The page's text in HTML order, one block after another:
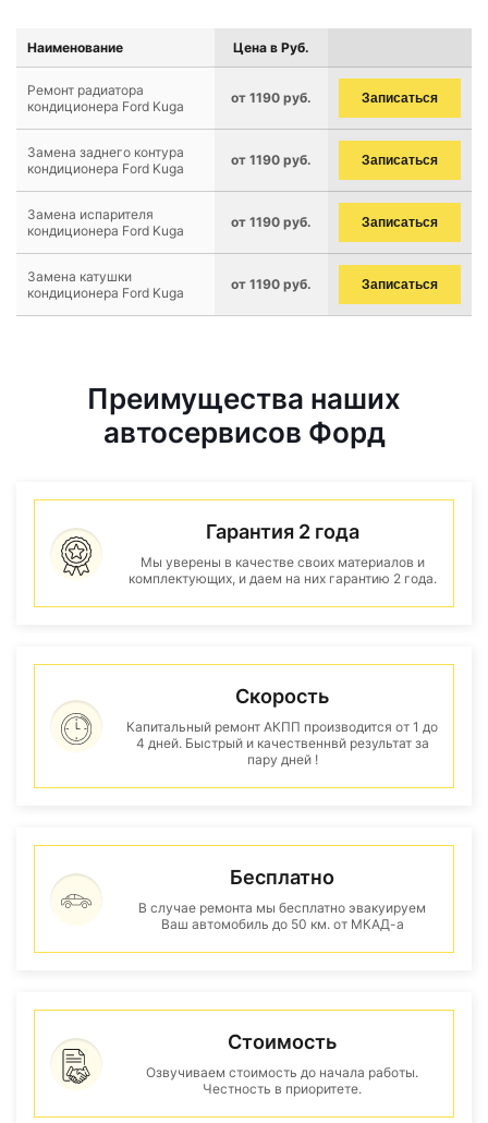
Наименование Цена в Руб.
Ремонт радиатора
кондиционера Ford Kuga
от 1190 руб. Записаться
Замена заднего контура
кондиционера Ford Kuga
от 1190 руб. Записаться
Замена испарителя
кондиционера Ford Kuga
от 1190 руб. Записаться
Замена катушки
кондиционера Ford Kuga
от 1190 руб. Записаться
Преимущества наших
автосервисов Форд
Гарантия 2 года
Мы уверены в качестве своих материалов и
комплектующих, и даем на них гарантию 2 года.
Скорость
Капитальный ремонт АКПП производится от 1 до
4 дней. Быстрый и качественнвй результат за
пару дней !
Бесплатно
В случае ремонта мы бесплатно эвакуируем
Ваш автомобиль до 50 км. от МКАД-а
Стоимость
Озвучиваем стоимость до начала работы.
Честность в приоритете.